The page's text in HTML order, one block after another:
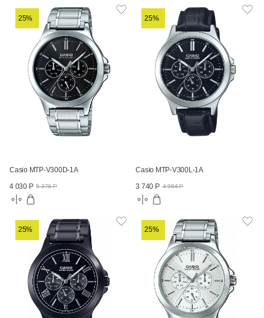
25%
Casio MTP-V300D-1A
4 030 Р 5 376 Р
25%
Casio MTP-V300L-1A
3 740 Р 4 984 Р
25% 25%